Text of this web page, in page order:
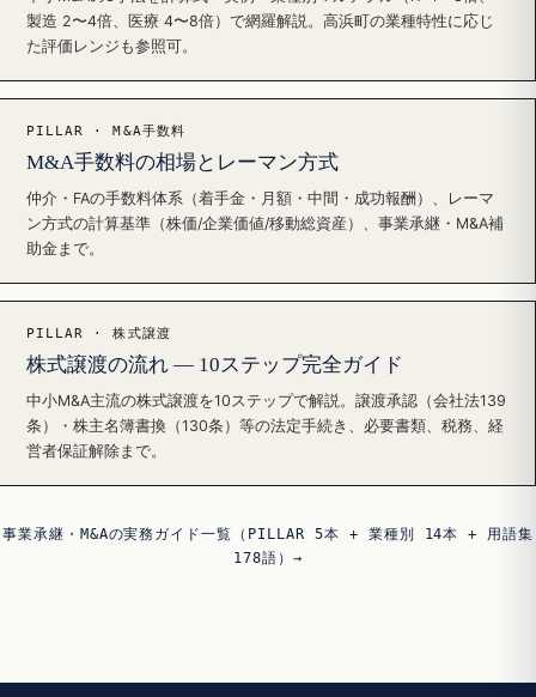
製造 2〜4倍、医療 4〜8倍）で網羅解説。高浜町の業種特性に応じ
た評価レンジも参照可。
PILLAR · M&A手数料
M&A手数料の相場とレーマン方式
仲介・FAの手数料体系（着手金・月額・中間・成功報酬）、レーマ
ン方式の計算基準（株価/企業価値/移動総資産）、事業承継・M&A補
助金まで。
PILLAR · 株式譲渡
株式譲渡の流れ — 10ステップ完全ガイド
中小M&A主流の株式譲渡を10ステップで解説。譲渡承認（会社法139
条）・株主名簿書換（130条）等の法定手続き、必要書類、税務、経
営者保証解除まで。
事業承継・M&Aの実務ガイド一覧（PILLAR 5本 + 業種別 14本 + 用語集
178語）→